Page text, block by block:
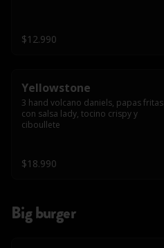
$12.990
Yellowstone
3 hand volcano daniels, papas fritas
con salsa lady, tocino crispy y
ciboullete
$18.990
Big burger